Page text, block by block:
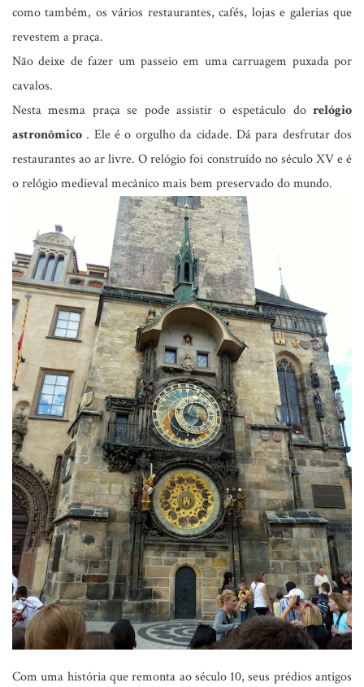
como também, os vários restaurantes, cafés, lojas e galerias que
revestem a praça.
Não deixe de fazer um passeio em uma carruagem puxada por
cavalos.
Nesta mesma praça se pode assistir o espetáculo do relógio
astronômico . Ele é o orgulho da cidade. Dá para desfrutar dos
restaurantes ao ar livre. O relógio foi construído no século XV e é
o relógio medieval mecânico mais bem preservado do mundo.
Com uma história que remonta ao século 10, seus prédios antigos